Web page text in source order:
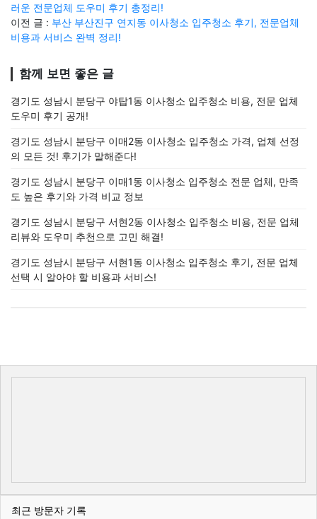
러운 전문업체 도우미 후기 총정리!
이전 글 : 부산 부산진구 연지동 이사청소 입주청소 후기, 전문업체
비용과 서비스 완벽 정리!
함께 보면 좋은 글
경기도 성남시 분당구 야탑1동 이사청소 입주청소 비용, 전문 업체
도우미 후기 공개!
경기도 성남시 분당구 이매2동 이사청소 입주청소 가격, 업체 선정
의 모든 것! 후기가 말해준다!
경기도 성남시 분당구 이매1동 이사청소 입주청소 전문 업체, 만족
도 높은 후기와 가격 비교 정보
경기도 성남시 분당구 서현2동 이사청소 입주청소 비용, 전문 업체
리뷰와 도우미 추천으로 고민 해결!
경기도 성남시 분당구 서현1동 이사청소 입주청소 후기, 전문 업체
선택 시 알아야 할 비용과 서비스!
최근 방문자 기록